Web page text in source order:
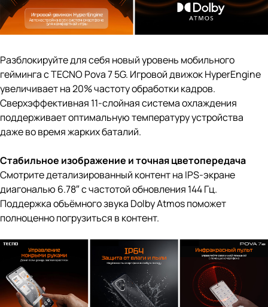
Разблокируйте для себя новый уровень мобильного
гейминга с TECNO Pova 7 5G. Игровой движок HyperEngine
увеличивает на 20% частоту обработки кадров.
Сверхэффективная 11-слойная система охлаждения
поддерживает оптимальную температуру устройства
даже во время жарких баталий.
Стабильное изображение и точная цветопередача
Смотрите детализированный контент на IPS-экране
диагональю 6.78″ с частотой обновления 144 Гц.
Поддержка объёмного звука Dolby Atmos поможет
полноценно погрузиться в контент.